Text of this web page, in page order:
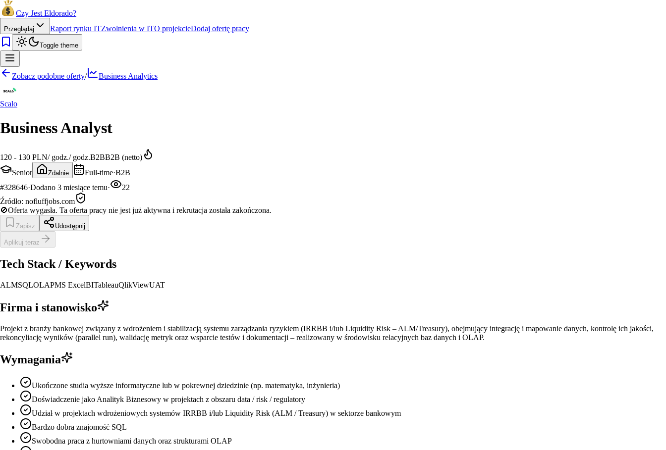
Czy Jest Eldorado?
Przeglądaj Raport rynku ITZwolnienia w ITO projekcieDodaj ofertę pracy
Toggle theme
Zobacz podobne oferty/ Business Analytics
Scalo
Business Analyst
120 - 130 PLN/ godz./ godz.B2BB2B (netto)
Senior
Zdalnie Full-time·B2B
#328646·Dodano 3 miesiące temu·
22
Źródło: nofluffjobs.com
🚫Oferta wygasła. Ta oferta pracy nie jest już aktywna i rekrutacja została zakończona.
Zapisz Udostępnij
Aplikuj teraz
Tech Stack / Keywords
ALMSQLOLAPMS ExcelBITableauQlikViewUAT
Firma i stanowisko
Projekt z branży bankowej związany z wdrożeniem i stabilizacją systemu zarządzania ryzykiem (IRRBB i/lub Liquidity Risk – ALM/Treasury), obejmujący integrację i mapowanie danych, kontrolę ich jakości,
rekoncyliację wyników (parallel run), walidację metryk oraz wsparcie testów i dokumentacji – realizowany w środowisku relacyjnych baz danych i OLAP.
Wymagania
Ukończone studia wyższe informatyczne lub w pokrewnej dziedzinie (np. matematyka, inżynieria)
Doświadczenie jako Analityk Biznesowy w projektach z obszaru data / risk / regulatory
Udział w projektach wdrożeniowych systemów IRRBB i/lub Liquidity Risk (ALM / Treasury) w sektorze bankowym
Bardzo dobra znajomość SQL
Swobodna praca z hurtowniami danych oraz strukturami OLAP